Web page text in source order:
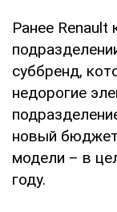
Ранее
суббренд,
недорогие
новый
модели – в
году.